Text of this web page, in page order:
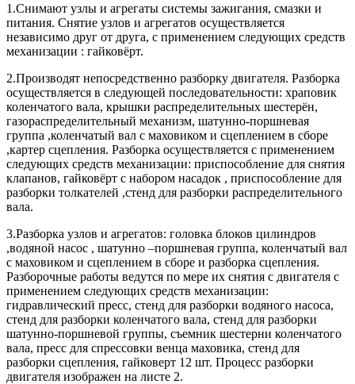
1.Снимают узлы и агрегаты системы зажигания, смазки и
питания. Снятие узлов и агрегатов осуществляется
независимо друг от друга, с применением следующих средств
механизации : гайковёрт.
2.Производят непосредственно разборку двигателя. Разборка
осуществляется в следующей последовательности: храповик
коленчатого вала, крышки распределительных шестерён,
газораспределительный механизм, шатунно-поршневая
группа ,коленчатый вал с маховиком и сцеплением в сборе
,картер сцепления. Разборка осуществляется с применением
следующих средств механизации: приспособление для снятия
клапанов, гайковёрт с набором насадок , приспособление для
разборки толкателей ,стенд для разборки распределительного
вала.
3.Разборка узлов и агрегатов: головка блоков цилиндров
,водяной насос , шатунно –поршневая группа, коленчатый вал
с маховиком и сцеплением в сборе и разборка сцепления.
Разборочные работы ведутся по мере их снятия с двигателя с
применением следующих средств механизации:
гидравлический пресс, стенд для разборки водяного насоса,
стенд для разборки коленчатого вала, стенд для разборки
шатунно-поршневой группы, съемник шестерни коленчатого
вала, пресс для спрессовки венца маховика, стенд для
разборки сцепления, гайковерт 12 шт. Процесс разборки
двигателя изображен на листе 2.